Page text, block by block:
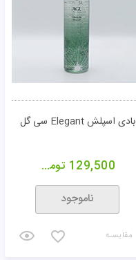
بادی اسپلش Elegant سی گل
129,500 تومان
ناموجود
مقایسـه
تومان